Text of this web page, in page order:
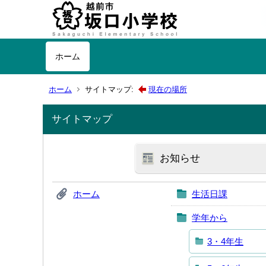
ホーム
ホーム サイトマップ: 現在の場所
サイトマップ
お知らせ
ホーム 生活日課
学年から
3・4年生